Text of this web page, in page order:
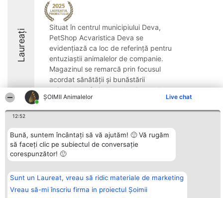
ŞOIMII Animalelor Live chat
12:52
Bună, suntem încântați să vă ajutăm! 🙂 Vă rugăm
să faceți clic pe subiectul de conversație
corespunzător! 🙂
Sunt un Laureat, vreau să ridic materiale de marketing
Vreau să-mi înscriu firma in proiectul Șoimii
Laureați
Situat în centrul municipiului Deva,
PetShop Acvaristica Deva se
evidențiază ca loc de referință pentru
entuziaștii animalelor de companie.
Magazinul se remarcă prin focusul
acordat sănătății și bunăstării
animalelor, oferind o selecție vastă ...
8.2
Organizator Ranking
BRIGHT SOLUTIONS BR SRL
Aleea Timisul De Sus 2 Bl. A30
București
CUI 36737675
tel: +40 770 990 492
Plebiscyt
Reguli
Statut
Politica de
confidențialitate